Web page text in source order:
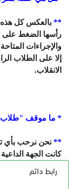
** بالعكس كل هذه
رأسها الضغط على
والإجراءات
إلا على الطلاب
الانقلاب.
* ما موقف "طلاب ضد
** نحن نرحب بأي
كانت الجهة
رابط دائم